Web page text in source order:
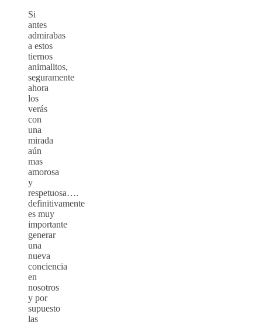
Si
antes
admirabas
a estos
tiernos
animalitos,
seguramente
ahora
los
verás
con
una
mirada
aún
mas
amorosa
y
respetuosa….
definitivamente
es muy
importante
generar
una
nueva
conciencia
en
nosotros
y por
supuesto
las